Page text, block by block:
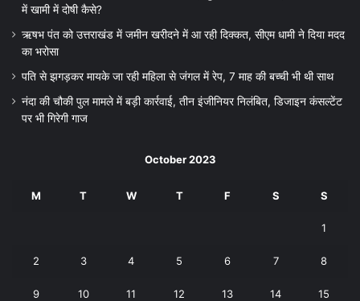
में खामी में दोषी कैसे?
ऋषभ पंत को उत्तराखंड में जमीन खरीदने में आ रही दिक्कत, सीएम धामी ने दिया मदद
का भरोसा
पति से झगड़कर मायके जा रही महिला से जंगल में रेप, 7 माह की बच्ची भी थी साथ
नंदा की चौकी पुल मामले में बड़ी कार्रवाई, तीन इंजीनियर निलंबित, डिजाइन कंसल्टेंट
पर भी गिरेगी गाज
October 2023
M T W T F S S
1
2 3 4 5 6 7 8
9 10 11 12 13 14 15